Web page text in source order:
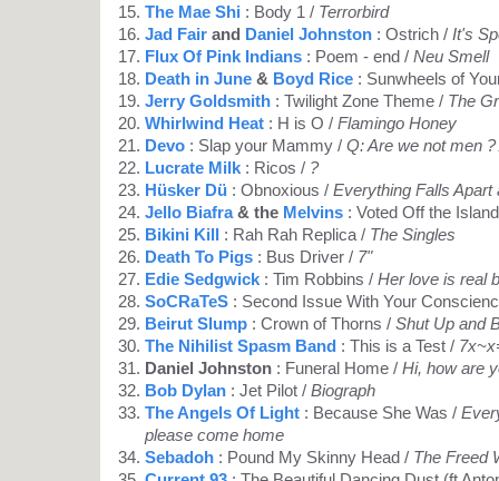
The Mae Shi : Body 1 / Terrorbird
Jad Fair and Daniel Johnston : Ostrich / It's
Flux Of Pink Indians : Poem - end / Neu Smell
Death in June & Boyd Rice : Sunwheels of
Jerry Goldsmith : Twilight Zone Theme / The
Whirlwind Heat : H is O / Flamingo Honey
Devo : Slap your Mammy / Q: Are we not men
Lucrate Milk : Ricos / ?
Hüsker Dü : Obnoxious / Everything Falls Apart
Jello Biafra& the Melvins : Voted Off the
Bikini Kill : Rah Rah Replica / The Singles
Death To Pigs : Bus Driver / 7"
Edie Sedgwick : Tim Robbins / Her love is real
SoCRaTeS : Second Issue With Your
Beirut Slump : Crown of Thorns / Shut Up and
The Nihilist Spasm Band : This is a Test /
Daniel Johnston : Funeral Home / Hi, how are
Bob Dylan : Jet Pilot / Biograph
The Angels Of Light : Because She Was /
please come home
Sebadoh : Pound My Skinny Head / The Freed